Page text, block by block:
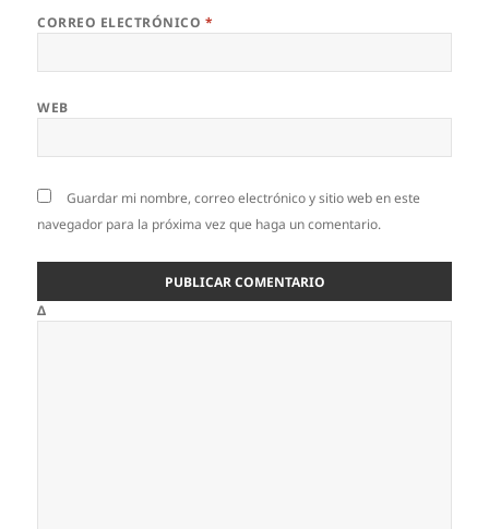
CORREO ELECTRÓNICO *
WEB
Guardar mi nombre, correo electrónico y sitio web en este
navegador para la próxima vez que haga un comentario.
Δ